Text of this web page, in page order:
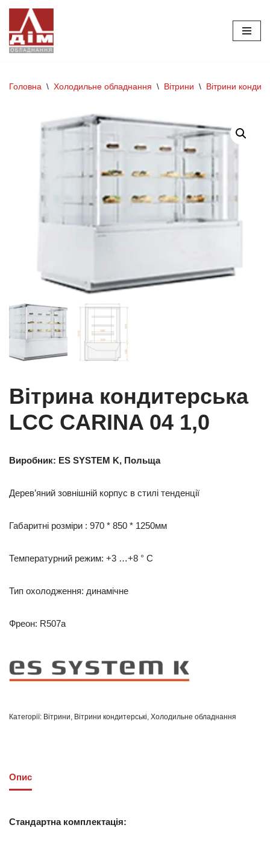
Перейти
до
Головна \ Холодильне обладнання \ Вітрини \ Вітрини
Вітрина кондитерська
LCC CARINA 04 1,0
Виробник: ES SYSTEM K, Польща
Дерев’яний зовнішній корпус в стилі тенденції
Габаритні розміри : 970 * 850 * 1250мм
Температурний режим: +3 …+8 ° С
Тип охолодження: динамічне
Фреон: R507a
Категорії: Вітрини, Вітрини кондитерські, Холодильне обладнання
Опис
Стандартна комплектація: